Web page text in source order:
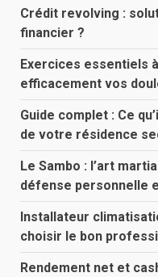
Crédit revolving :
financier ?
Exercices essentiels
efficacement vos
Guide complet : Ce
de votre résidence
Le Sambo : l’art
défense personnelle
Installateur
choisir le bon
Rendement net et